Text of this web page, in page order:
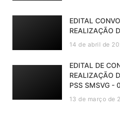
EDITAL
REALIZAÇÃO
14 de abril de
EDITAL DE
REALIZAÇÃO
PSS SMSVG -
13 de março de